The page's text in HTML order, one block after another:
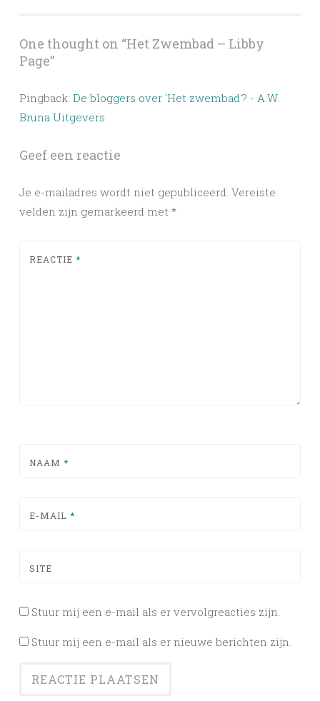
One thought on “Het Zwembad – Libby
Page”
Pingback: De bloggers over 'Het zwembad'? - A.W.
Bruna Uitgevers
Geef een reactie
Je e-mailadres wordt niet gepubliceerd. Vereiste
velden zijn gemarkeerd met *
REACTIE *
NAAM *
E-MAIL *
SITE
Stuur mij een e-mail als er vervolgreacties zijn.
Stuur mij een e-mail als er nieuwe berichten zijn.